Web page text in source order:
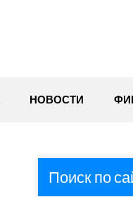
НОВОСТИ
Поиск по